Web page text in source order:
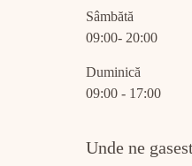
Sâmbătă
09:00- 20:00
Duminică
09:00 - 17:00
Unde ne